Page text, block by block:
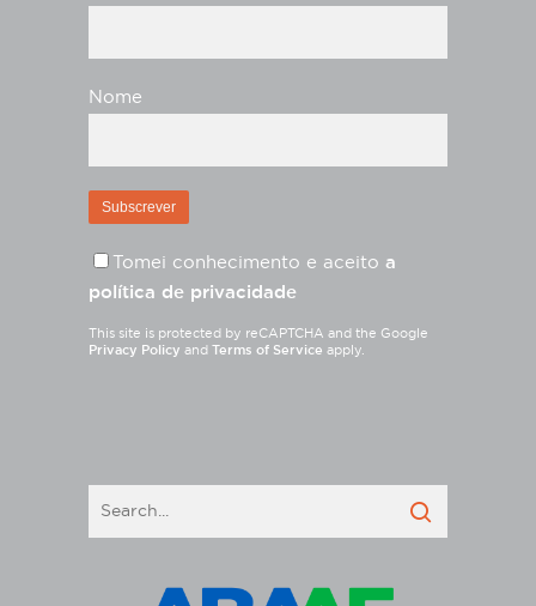
Nome
Tomei conhecimento e aceito a
política de privacidade
This site is protected by reCAPTCHA and the Google
Privacy Policy and Terms of Service apply.